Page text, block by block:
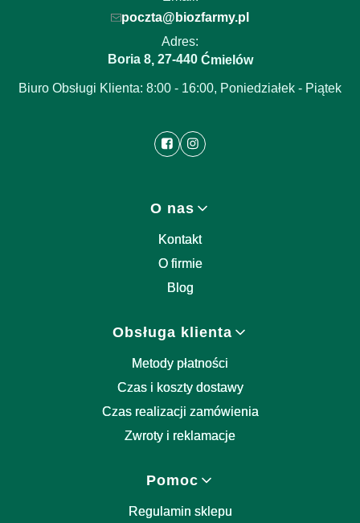
poczta@biozfarmy.pl
Adres:
Boria 8, 27-440Ćmielów
Biuro Obsługi Klienta: 8:00 - 16:00, Poniedziałek - Piątek
O nas
Kontakt
O firmie
Blog
Obsługa klienta
Metody płatności
Czas i koszty dostawy
Czas realizacji zamówienia
Zwroty i reklamacje
Pomoc
Regulamin sklepu